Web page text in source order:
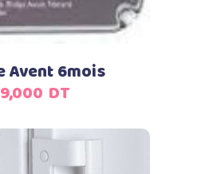
Avent 6mois
DT